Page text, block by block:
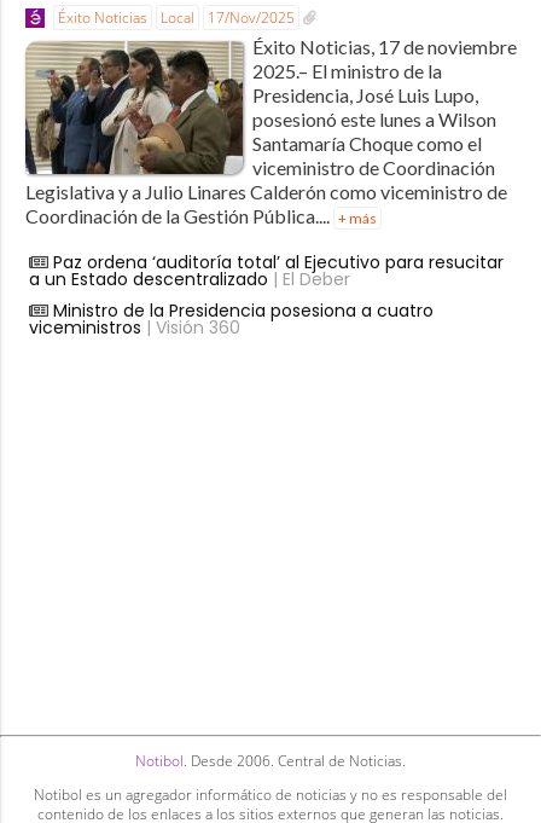
Éxito Noticias Local 17/Nov/2025
Éxito Noticias, 17 de noviembre
2025.– El ministro de la
Presidencia, José Luis Lupo,
posesionó este lunes a Wilson
Santamaría Choque como el
viceministro de Coordinación
Legislativa y a Julio Linares Calderón como viceministro de
Coordinación de la Gestión Pública.... + más
Paz ordena ‘auditoría total’ al Ejecutivo para resucitar
a un Estado descentralizado | El Deber
Ministro de la Presidencia posesiona a cuatro
viceministros | Visión 360
Notibol. Desde 2006. Central de Noticias.
Notibol es un agregador informático de noticias y no es responsable del
contenido de los enlaces a los sitios externos que generan las noticias.